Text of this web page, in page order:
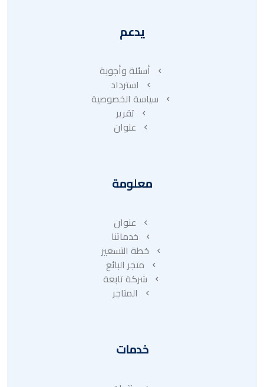
يدعم
أسئلة وأجوبة
استرداد
سياسة الخصوصية
تقرير
عنوان
معلومة
عنوان
خدماتنا
خطة التسعير
متجر البائع
شركة تابعة
المتاجر
خدمات